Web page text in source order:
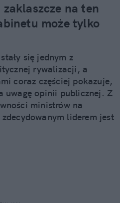
zaklaszcze na ten
może tylko
się jednym z
rywalizacji, a
coraz częściej pokazuje,
uwagę opinii publicznej. Z
ministrów na
liderem jest